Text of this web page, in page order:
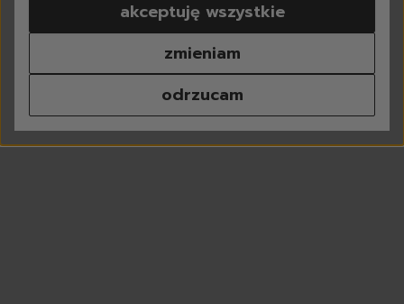
do białego
do koloru
do czarnego
do sportowych
tkaniny delikatne
kapsułki do prania
proszki do prania
odrzucam
zmieniam
akceptuję wszystkie